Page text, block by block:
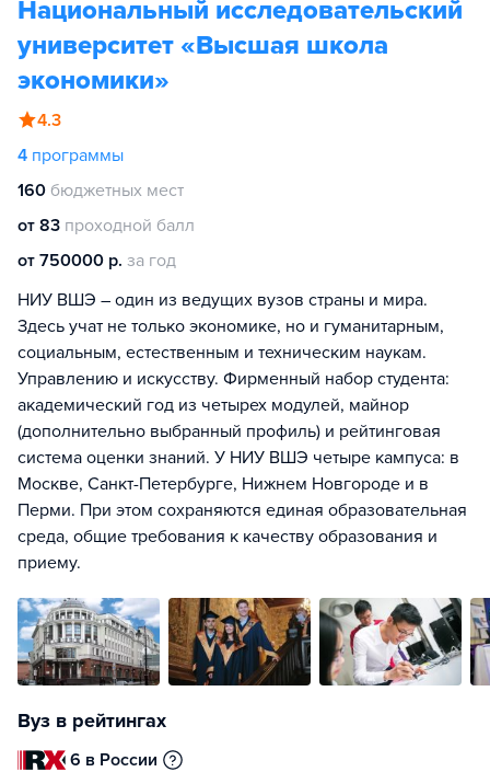
Национальный исследовательский
университет «Высшая школа
экономики»
4.3
4 программы
160 бюджетных мест
от 83 проходной балл
от 750000 р. за год
НИУ ВШЭ – один из ведущих вузов страны и мира.
Здесь учат не только экономике, но и гуманитарным,
социальным, естественным и техническим наукам.
Управлению и искусству. Фирменный набор студента:
академический год из четырех модулей, майнор
(дополнительно выбранный профиль) и рейтинговая
система оценки знаний. У НИУ ВШЭ четыре кампуса: в
Москве, Санкт-Петербурге, Нижнем Новгороде и в
Перми. При этом сохраняются единая образовательная
среда, общие требования к качеству образования и
приему.
Вуз в рейтингах
6 в России